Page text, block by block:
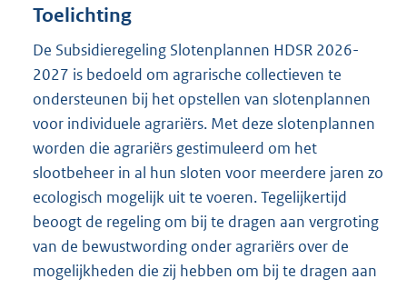
Toelichting
De Subsidieregeling Slotenplannen HDSR 2026-
2027 is bedoeld om agrarische collectieven te
ondersteunen bij het opstellen van slotenplannen
voor individuele agrariërs. Met deze slotenplannen
worden die agrariërs gestimuleerd om het
slootbeheer in al hun sloten voor meerdere jaren zo
ecologisch mogelijk uit te voeren. Tegelijkertijd
beoogt de regeling om bij te dragen aan vergroting
van de bewustwording onder agrariërs over de
mogelijkheden die zij hebben om bij te dragen aan